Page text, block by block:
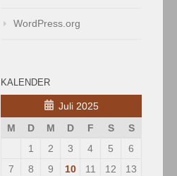
WordPress.org
KALENDER
Juli 2025
M
D M D F S
S
1
2 3 4 5
6
7
8 9 10 11 12
13